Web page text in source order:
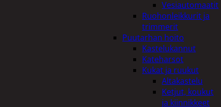
Vesiautomaatit
Ruohonleikkurit ja
trimmerit
Puutarhan hoito
Kastelukannut
Kateharsot
Kukat ja ruukut
Altakastelu
Ketjut, koukut
ja kiinnikkeet